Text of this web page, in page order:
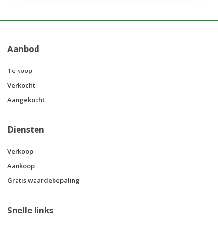
Aanbod
Te koop
Verkocht
Aangekocht
Diensten
Verkoop
Aankoop
Gratis waardebepaling
Snelle links